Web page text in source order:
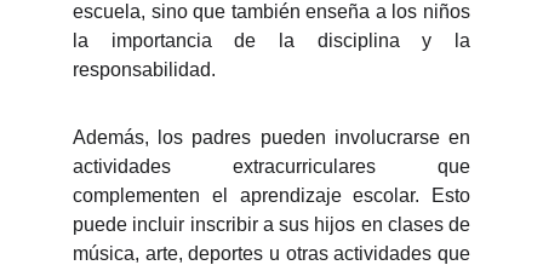
escuela, sino que también enseña a los niños
la importancia de la disciplina y la
responsabilidad.
Además, los padres pueden involucrarse en
actividades extracurriculares que
complementen el aprendizaje escolar. Esto
puede incluir inscribir a sus hijos en clases de
música, arte, deportes u otras actividades que